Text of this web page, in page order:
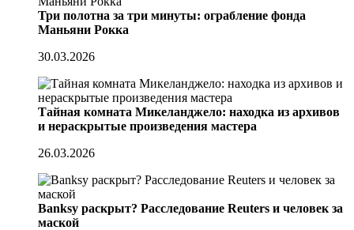
Три полотна за три минуты: ограбление фонда
Маньяни Рокка
30.03.2026
Тайная комната Микеланджело: находка из архивов
и нераскрытые произведения мастера
26.03.2026
Banksy раскрыт? Расследование Reuters и человек за
маской